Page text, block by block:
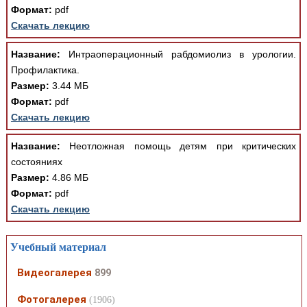
Формат: pdf
Скачать лекцию
Название: Интраоперационный рабдомиолиз в урологии.
Профилактика.
Размер: 3.44 МБ
Формат: pdf
Скачать лекцию
Название: Неотложная помощь детям при критических
состояниях
Размер: 4.86 МБ
Формат: pdf
Скачать лекцию
Учебный материал
Видеогалерея 899
Фотогалерея (1906)